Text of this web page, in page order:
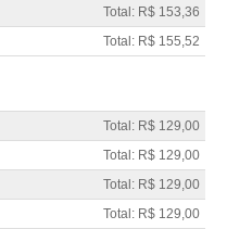
Total: R$ 153,36
Total: R$ 155,52
Total: R$ 129,00
Total: R$ 129,00
Total: R$ 129,00
Total: R$ 129,00